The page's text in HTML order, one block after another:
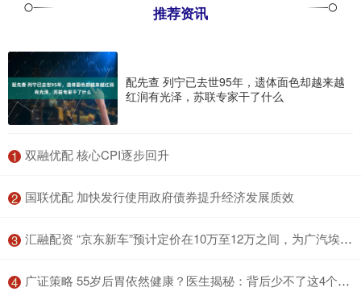
推荐资讯
配先查 列宁已去世95年，遗体面色却越来越
红润有光泽，苏联专家干了什么
1 ​双融优配 核心CPI逐步回升
2 ​国联优配 加快发行使用政府债券提升经济发展质效
3 ​汇融配资 “京东新车”预计定价在10万至12万之间，为广汽埃安换电车型
4 ​广证策略 55岁后胃依然健康？医生揭秘：背后少不了这4个生活习惯